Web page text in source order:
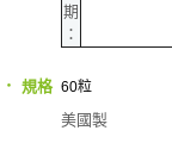
期
：
‧ 規格 60粒
美國製